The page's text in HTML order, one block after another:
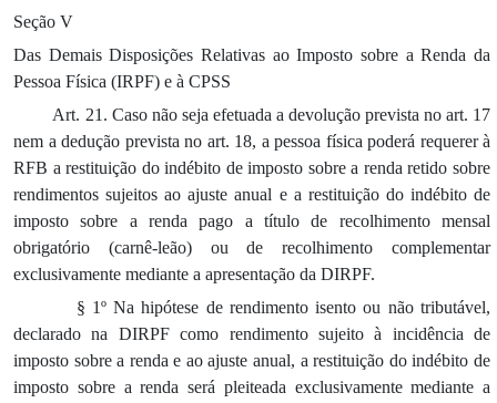
Seção V
Das Demais Disposições Relativas ao Imposto sobre a Renda da
Pessoa Física (IRPF) e à CPSS
Art. 21. Caso não seja efetuada a devolução prevista no art. 17
nem a dedução prevista no art. 18, a pessoa física poderá requerer à
RFB a restituição do indébito de imposto sobre a renda retido sobre
rendimentos sujeitos ao ajuste anual e a restituição do indébito de
imposto sobre a renda pago a título de recolhimento mensal
obrigatório (carnê-leão) ou de recolhimento complementar
exclusivamente mediante a apresentação da DIRPF.
§ 1º Na hipótese de rendimento isento ou não tributável,
declarado na DIRPF como rendimento sujeito à incidência de
imposto sobre a renda e ao ajuste anual, a restituição do indébito de
imposto sobre a renda será pleiteada exclusivamente mediante a